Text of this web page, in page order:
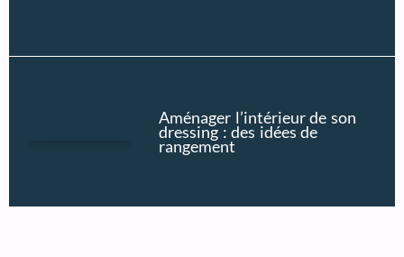
Aménager l’intérieur de son
dressing : des idées de
rangement